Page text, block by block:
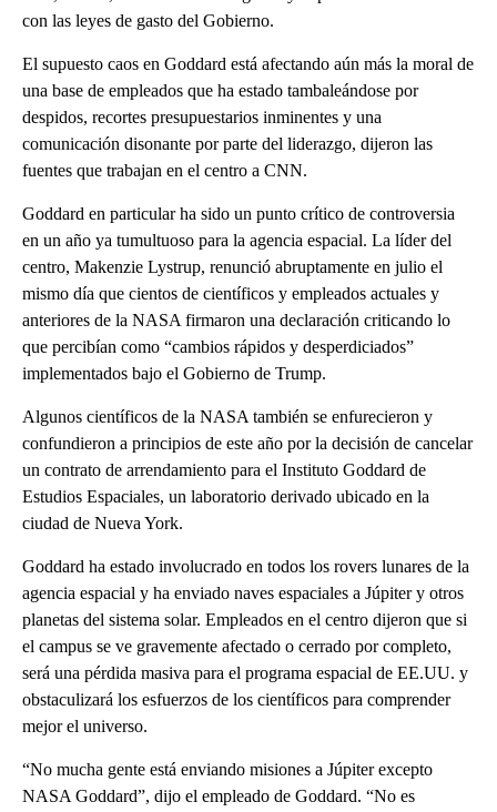
con las leyes de gasto del Gobierno.
El supuesto caos en Goddard está afectando aún más la moral de
una base de empleados que ha estado tambaleándose por
despidos, recortes presupuestarios inminentes y una
comunicación disonante por parte del liderazgo, dijeron las
fuentes que trabajan en el centro a CNN.
Goddard en particular ha sido un punto crítico de controversia
en un año ya tumultuoso para la agencia espacial. La líder del
centro, Makenzie Lystrup, renunció abruptamente en julio el
mismo día que cientos de científicos y empleados actuales y
anteriores de la NASA firmaron una declaración criticando lo
que percibían como “cambios rápidos y desperdiciados”
implementados bajo el Gobierno de Trump.
Algunos científicos de la NASA también se enfurecieron y
confundieron a principios de este año por la decisión de cancelar
un contrato de arrendamiento para el Instituto Goddard de
Estudios Espaciales, un laboratorio derivado ubicado en la
ciudad de Nueva York.
Goddard ha estado involucrado en todos los rovers lunares de la
agencia espacial y ha enviado naves espaciales a Júpiter y otros
planetas del sistema solar. Empleados en el centro dijeron que si
el campus se ve gravemente afectado o cerrado por completo,
será una pérdida masiva para el programa espacial de EE.UU. y
obstaculizará los esfuerzos de los científicos para comprender
mejor el universo.
“No mucha gente está enviando misiones a Júpiter excepto
NASA Goddard”, dijo el empleado de Goddard. “No es